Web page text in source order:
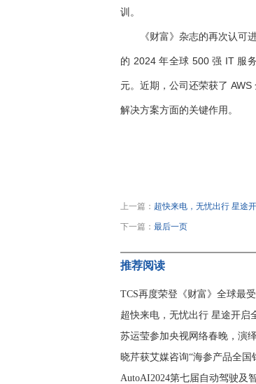
训。
《财富》杂志的再次认
的 2024 年全球 500 强 IT 服
元。近期，公司还荣获了
解决方案方面的关键作用。
上一篇： 超快来电，无忧出行 星途
下一篇： 最后一页
推荐阅读
TCS再度荣登《财富》全球最
超快来电，无忧出行 星途开启
苏运莹参加央视网络春晚，演
晓芹获艾媒咨询“海参产品全
AutoAI2024第七届自动驾驶及